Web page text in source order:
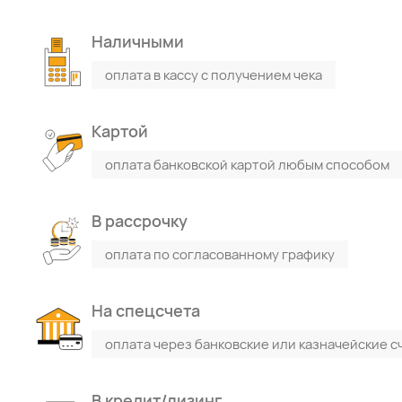
Наличными
оплата в кассу с получением чека
Картой
оплата банковской картой любым способом
В рассрочку
оплата по согласованному графику
На спецсчета
оплата через банковские или казначейские